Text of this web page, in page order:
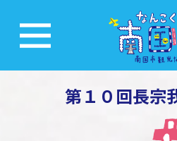
第１０回長宗